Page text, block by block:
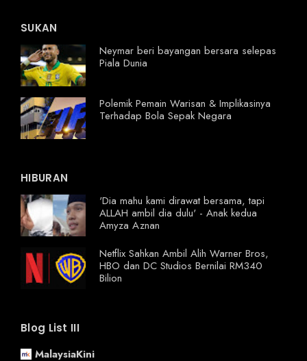
SUKAN
Neymar beri bayangan bersara selepas
Piala Dunia
Polemik Pemain Warisan & Implikasinya
Terhadap Bola Sepak Negara
HIBURAN
'Dia mahu kami dirawat bersama, tapi
ALLAH ambil dia dulu' - Anak kedua
Amyza Aznan
Netflix Sahkan Ambil Alih Warner Bros,
HBO dan DC Studios Bernilai RM340
Bilion
Blog List III
MalaysiaKini